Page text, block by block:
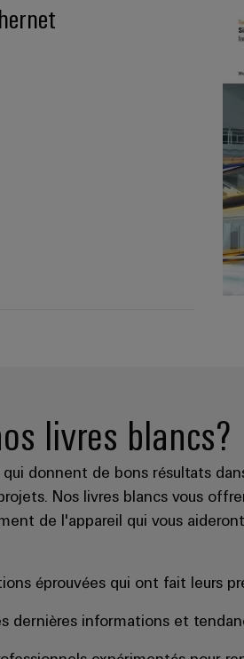
livres blancs?
donnent de bons résultats
Nos livres blancs vous
de l'appareil qui vous
éprouvées qui ont fait leurs
dernières informations et